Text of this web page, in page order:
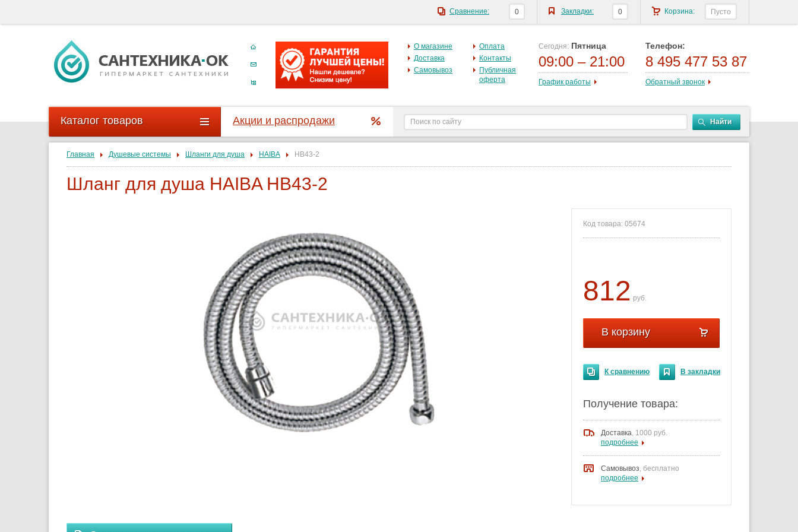
О магазине
Доставка
Самовывоз
Оплата
Контакты
Публичная
оферта
Сегодня: Пятница
09:00 – 21:00
График работы
Телефон:
8 495 477 53 87
Обратный звонок
Каталог товаров Акции и распродажи Найти
Главная Душевые системы Шланги для душа HAIBA HB43-2
Шланг для душа HAIBA HB43-2
Код товара: 05674
812 руб.
В корзину
К сравнению В закладки
Получение товара:
Доставка, 1000 руб.
подробнее
Самовывоз, бесплатно
подробнее
Корзина: Пусто
Закладки: 0
Сравнение: 0